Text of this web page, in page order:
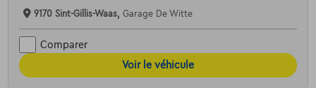
9170 Sint-Gillis-Waas, Garage De Witte
Comparer
Voir le véhicule